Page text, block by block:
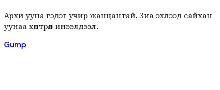
Архи ууна гэдэг учир жанцантай. Зиа эхлээд сайхан
уунаа хөнтрөөл инээлдээл.
Gump